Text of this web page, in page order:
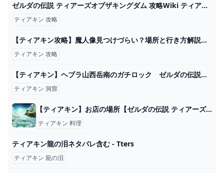
ゼルダの伝説 ティアーズオブザキングダム 攻略Wiki ティアキン ： ヘイグ攻略まとめWiki
ティアキン 攻略
【ティアキン攻略】魔人像見つけづらい？場所と行き方解説（ゼルダの伝説） - YouTube
ティアキン 攻略
【ティアキン】ヘブラ山西岳南のガチロック ゼルダの伝説ティアーズ オブザキングダム2周目 #ゼルダの伝説 #ティアキン #zelda #shorts - YouTube
ティアキン 洞窟
【ティアキン】お店の場所【ゼルダの伝説 ティアーズオブザキングダム】 hyperWiki
ティアキン 料理
ティアキン龍の泪ネタバレ含む - Tters
ティアキン 龍の泪